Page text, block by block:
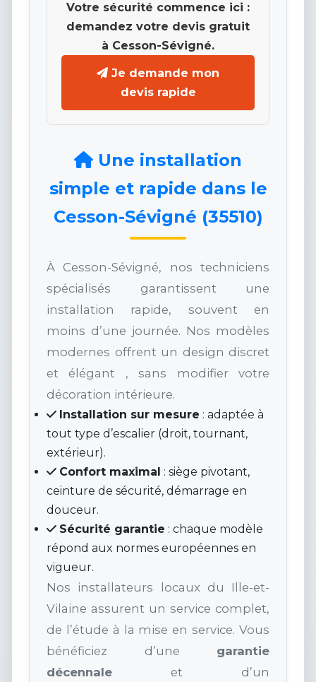
Votre sécurité commence ici :
demandez votre devis gratuit
à Cesson-Sévigné.
Je demande mon
devis rapide
Une installation
simple et rapide dans le
Cesson-Sévigné (35510)
À Cesson-Sévigné, nos techniciens
spécialisés garantissent une
installation rapide, souvent en
moins d’une journée. Nos modèles
modernes offrent un design discret
et élégant , sans modifier votre
décoration intérieure.
Installation sur mesure : adaptée à
tout type d’escalier (droit, tournant,
extérieur).
Confort maximal : siège pivotant,
ceinture de sécurité, démarrage en
douceur.
Sécurité garantie : chaque modèle
répond aux normes européennes en
vigueur.
Nos installateurs locaux du Ille-et-
Vilaine assurent un service complet,
de l’étude à la mise en service. Vous
bénéficiez d’une garantie
décennale et d’un